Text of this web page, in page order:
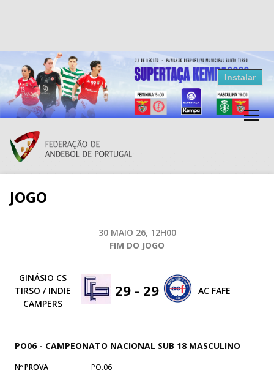
Resultados Andebol
Federação de Andebol de Portugal
Grátis - Disponivel na Play Store
Instalar
JOGO
30 MAIO 26, 12H00
FIM DO JOGO
GINÁSIO CS
TIRSO / INDIE
CAMPERS
29 - 29 AC FAFE
PO06 - CAMPEONATO NACIONAL SUB 18 MASCULINO
Nº PROVA
PO.06